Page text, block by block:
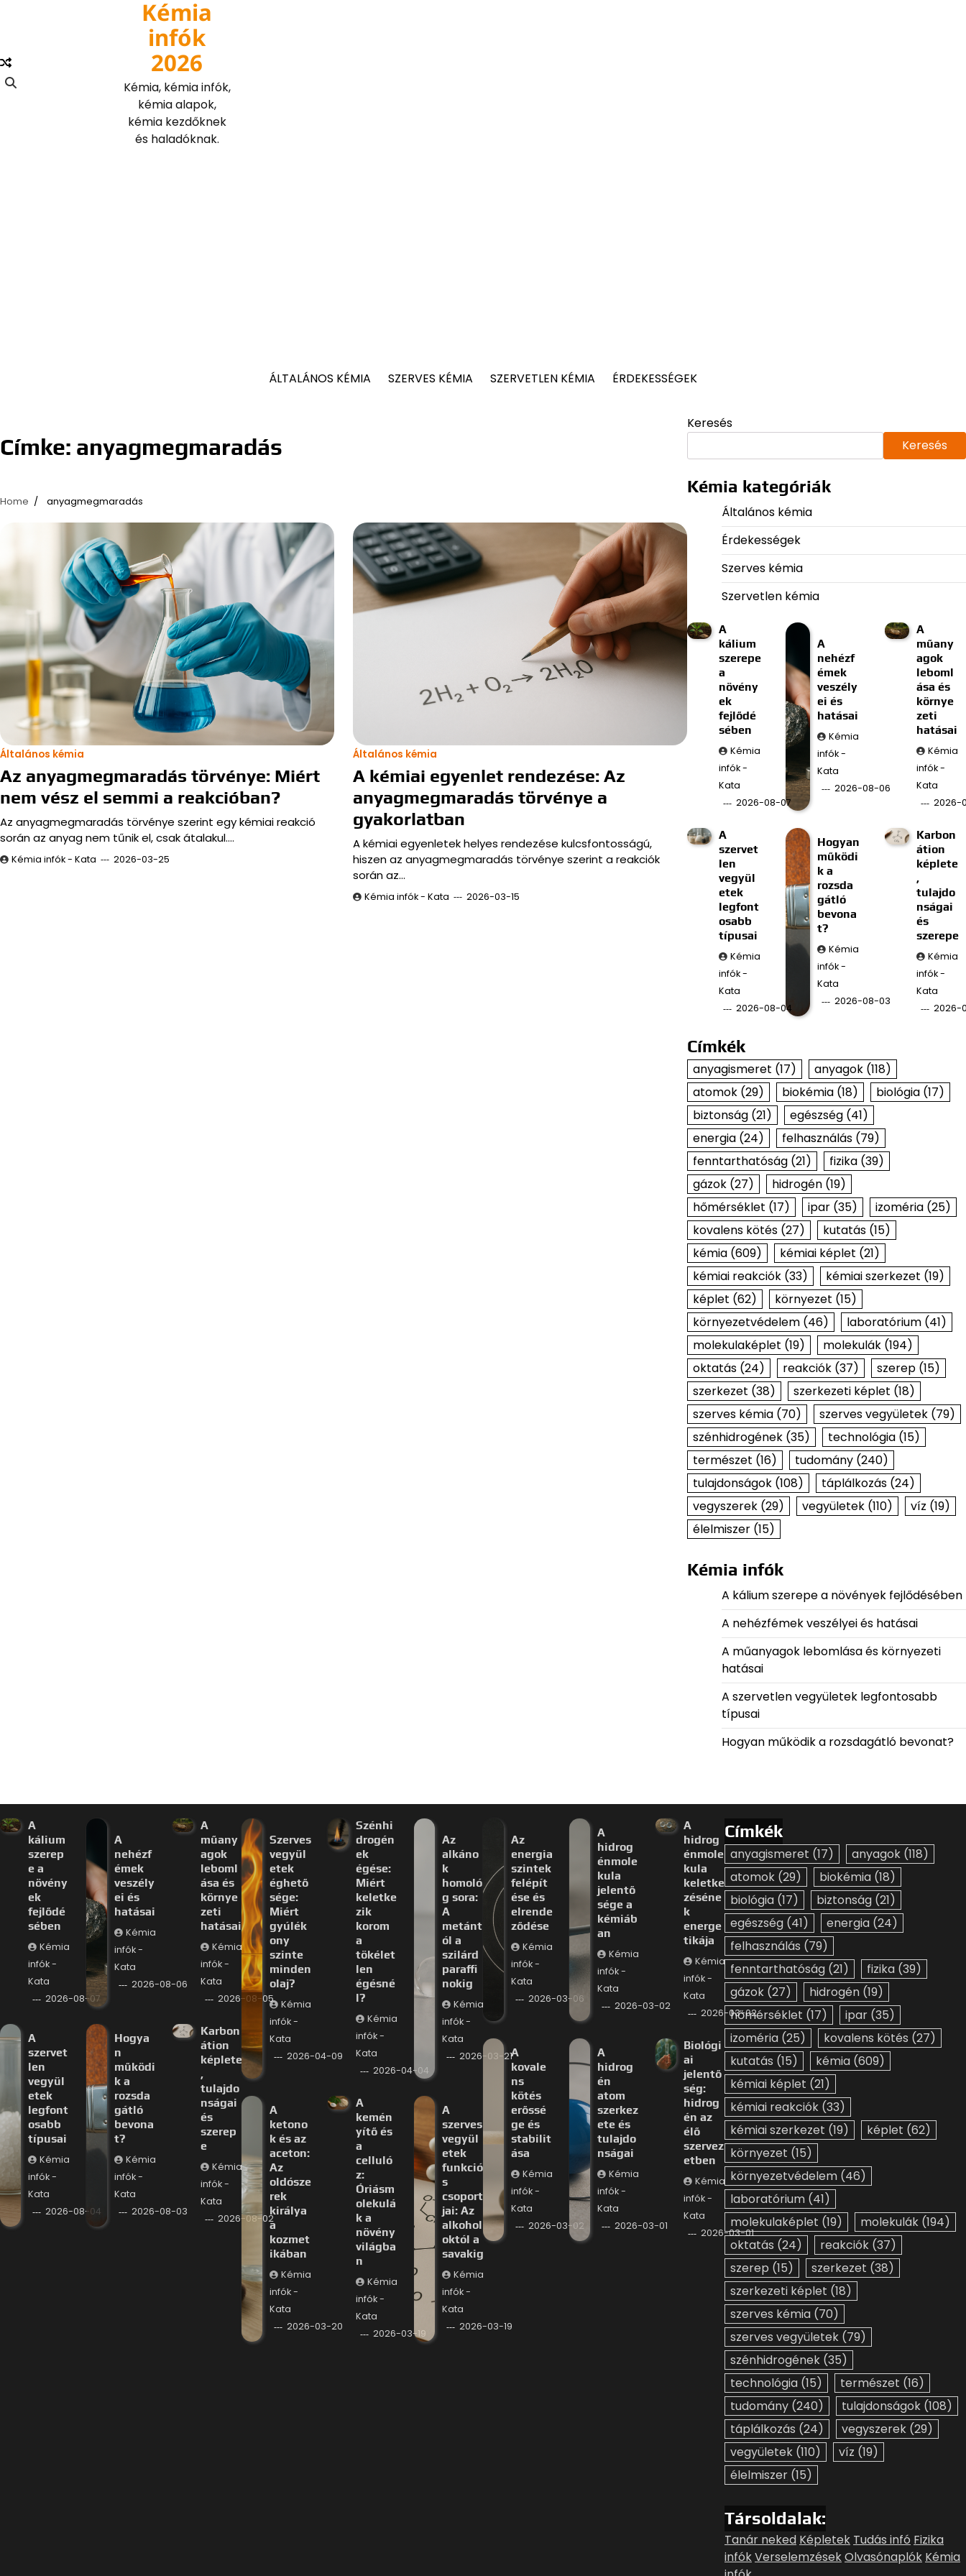
Kémia
infók
2026
Kémia, kémia infók,
kémia alapok,
kémia kezdőknek
és haladóknak.
ÁLTALÁNOS KÉMIA SZERVES KÉMIA SZERVETLEN KÉMIA ÉRDEKESSÉGEK
Címke: anyagmegmaradás
Home anyagmegmaradás
Általános kémia
Az anyagmegmaradás törvénye: Miért
nem vész el semmi a reakcióban?
Az anyagmegmaradás törvénye szerint egy kémiai reakció
során az anyag nem tűnik el, csak átalakul.…
Kémia infók - Kata 2026-03-25
Általános kémia
A kémiai egyenlet rendezése: Az
anyagmegmaradás törvénye a
gyakorlatban
A kémiai egyenletek helyes rendezése kulcsfontosságú,
hiszen az anyagmegmaradás törvénye szerint a reakciók
során az…
Kémia infók - Kata 2026-03-15
Keresés
Keresés
Kémia kategóriák
Általános kémia
Érdekességek
Szerves kémia
Szervetlen kémia
A
kálium
szerepe
a
növény
ek
fejlődé
sében
Kémia
infók -
Kata
2026-08-07
A
nehézf
émek
veszély
ei és
hatásai
Kémia
infók -
Kata
2026-08-06
A
műany
agok
leboml
ása és
környe
zeti
hatásai
Kémia
infók -
Kata
2026-
A
szervet
len
vegyül
etek
legfont
osabb
típusai
Kémia
infók -
Kata
2026-08-04
Hogyan
működi
k a
rozsda
gátló
bevona
t?
Kémia
infók -
Kata
2026-08-03
Karbon
átion
képlete
,
tulajdo
nságai
és
szerepe
Kémia
infók -
Kata
2026-
Címkék
anyagismeret (17) anyagok(118)
atomok(29) biokémia(18) biológia(17)
biztonság(21) egészség(41)
energia(24) felhasználás(79)
fenntarthatóság(21) fizika(39)
gázok(27) hidrogén(19)
hőmérséklet (17) ipar(35) izoméria(25)
kovalens kötés(27) kutatás(15)
kémia(609) kémiai képlet (21)
kémiai reakciók(33) kémiai szerkezet (19)
képlet (62) környezet (15)
környezetvédelem(46) laboratórium(41)
molekulaképlet (19) molekulák(194)
oktatás(24) reakciók(37) szerep(15)
szerkezet (38) szerkezeti képlet (18)
szerves kémia(70) szerves vegyületek(79)
szénhidrogének(35) technológia(15)
természet (16) tudomány(240)
tulajdonságok(108) táplálkozás(24)
vegyszerek(29) vegyületek(110) víz (19)
élelmiszer(15)
Kémia infók
A kálium szerepe a növények fejlődésében
A nehézfémek veszélyei és hatásai
A műanyagok lebomlása és környezeti
hatásai
A szervetlen vegyületek legfontosabb
típusai
Hogyan működik a rozsdagátló bevonat?
A
kálium
szerep
e a
növény
ek
fejlődé
sében
Kémia
infók -
Kata
2026-08-07
A
nehézf
émek
veszély
ei és
hatásai
Kémia
infók -
Kata
2026-08-06
A
műany
agok
leboml
ása és
környe
zeti
hatásai
Kémia
infók -
Kata
2026-08-05
A
szervet
len
vegyül
etek
legfont
osabb
típusai
Kémia
infók -
Kata
2026-08-04
Hogya
n
működi
k a
rozsda
gátló
bevona
t?
Kémia
infók -
Kata
2026-08-03
Karbon
átion
képlete
,
tulajdo
nságai
és
szerep
e
Kémia
infók -
Kata
2026-08-02
Szerves
vegyül
etek
éghető
sége:
Miért
gyúlék
ony
szinte
minden
olaj?
Kémia
infók -
Kata
2026-04-09
Szénhi
drogén
ek
égése:
Miért
keletke
zik
korom
a
tökélet
len
égésné
l?
Kémia
infók -
Kata
2026-04-04
Az
alkáno
k
homoló
g sora:
A
metánt
ól a
szilárd
paraffi
nokig
Kémia
infók -
Kata
2026-03-21
A
ketono
k és az
aceton:
Az
oldósze
rek
királya
a
kozmet
ikában
Kémia
infók -
Kata
2026-03-20
A
kemén
yítő és
a
celluló
z:
Óriásm
olekulá
k a
növény
világba
n
Kémia
infók -
Kata
2026-03-19
A
szerves
vegyül
etek
funkció
s
csoport
jai: Az
alkohol
októl a
savakig
Kémia
infók -
Kata
2026-03-19
Az
energia
szintek
felépít
ése és
elrende
ződése
Kémia
infók -
Kata
2026-03-06
A
hidrog
énmole
kula
jelentő
sége a
kémiáb
an
Kémia
infók -
Kata
2026-03-02
A
hidrog
énmole
kula
keletke
zéséne
k
energe
tikája
Kémia
infók -
Kata
2026-03-02
A
kovale
ns
kötés
erőssé
ge és
stabilit
ása
Kémia
infók -
Kata
2026-03-02
A
hidrog
én
atom
szerkez
ete és
tulajdo
nságai
Kémia
infók -
Kata
2026-03-01
Biológi
ai
jelentő
ség:
hidrog
én az
élő
szervez
etben
Kémia
infók -
Kata
2026-03-01
Címkék
anyagismeret (17) anyagok (118)
atomok (29) biokémia (18)
biológia (17) biztonság (21)
egészség (41) energia (24)
felhasználás (79)
fenntarthatóság (21) fizika (39)
gázok (27) hidrogén (19)
hőmérséklet (17) ipar (35)
izoméria (25) kovalens kötés (27)
kutatás (15) kémia (609)
kémiai képlet (21)
kémiai reakciók (33)
kémiai szerkezet (19) képlet (62)
környezet (15)
környezetvédelem (46)
laboratórium (41)
molekulaképlet (19) molekulák (194)
oktatás (24) reakciók (37)
szerep (15) szerkezet (38)
szerkezeti képlet (18)
szerves kémia (70)
szerves vegyületek (79)
szénhidrogének (35)
technológia (15) természet (16)
tudomány (240) tulajdonságok (108)
táplálkozás (24) vegyszerek (29)
vegyületek (110) víz (19)
élelmiszer (15)
Társoldalak:
Tanár neked Képletek Tudás infó Fizika
infókVerselemzésekOlvasónaplók Kémia